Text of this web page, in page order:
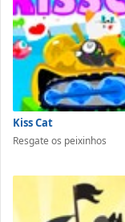
Kiss Cat
Resgate os peixinhos